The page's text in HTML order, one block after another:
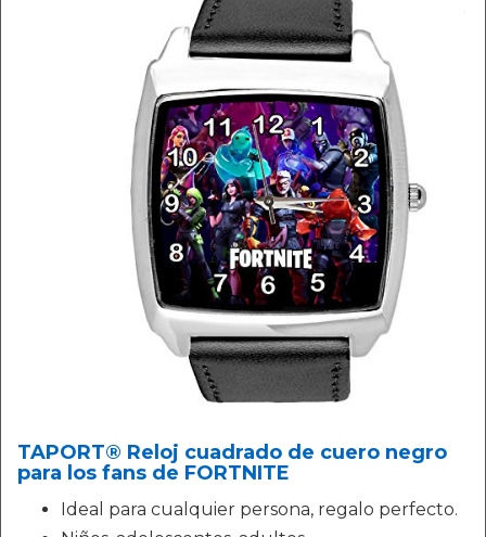
TAPORT® Reloj cuadrado de cuero negro
para los fans de FORTNITE
Ideal para cualquier persona, regalo perfecto.